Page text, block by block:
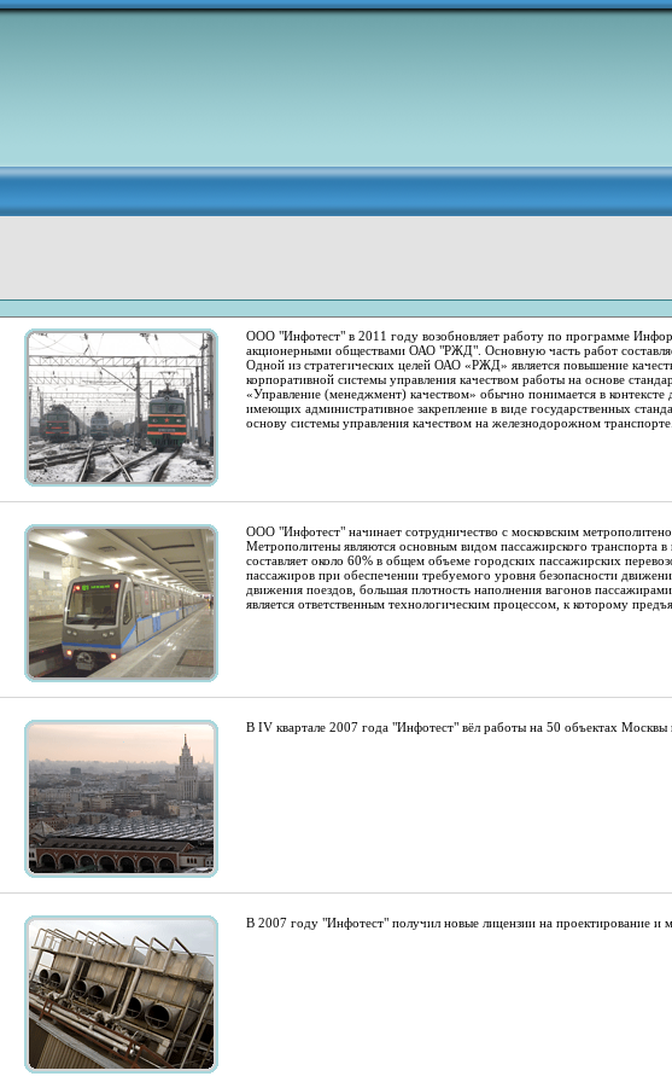
ООО "Инфотест" в 2011 году возобновляет работу по программе
акционерными обществами ОАО "РЖД". Основную часть работ
Одной из стратегических целей ОАО «РЖД» является повышение
корпоративной системы управления качеством работы на основе
«Управление (менеджмент) качеством» обычно понимается в
имеющих административное закрепление в виде государственных
основу системы управления качеством на железнодорожном транспорте.
ООО "Инфотест" начинает сотрудничество с московским
Метрополитены являются основным видом пассажирского транспорта
составляет около 60% в общем объеме городских пассажирских
пассажиров при обеспечении требуемого уровня безопасности
движения поездов, большая плотность наполнения вагонов
является ответственным технологическим процессом, к которому
В IV квартале 2007 года "Инфотест" вёл работы на 50 объектах
В 2007 году "Инфотест" получил новые лицензии на проектирование и